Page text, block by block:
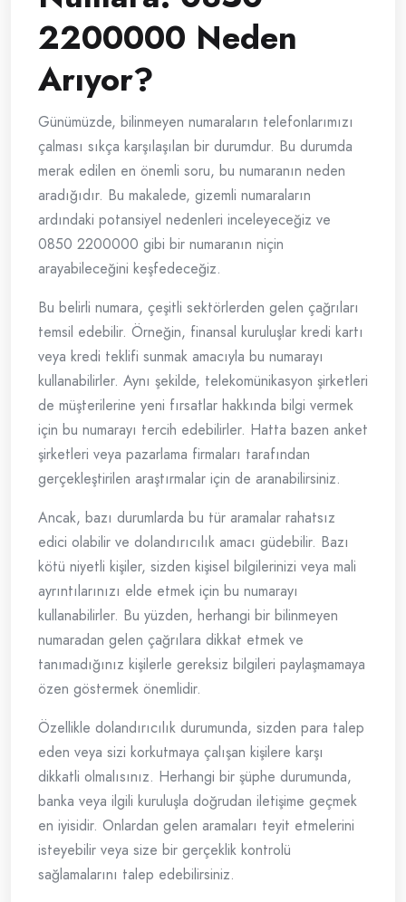
2200000 Neden
Arıyor?
Günümüzde, bilinmeyen numaraların telefonlarımızı
çalması sıkça karşılaşılan bir durumdur. Bu durumda
merak edilen en önemli soru, bu numaranın neden
aradığıdır. Bu makalede, gizemli numaraların
ardındaki potansiyel nedenleri inceleyeceğiz ve
0850 2200000 gibi bir numaranın niçin
arayabileceğini keşfedeceğiz.
Bu belirli numara, çeşitli sektörlerden gelen çağrıları
temsil edebilir. Örneğin, finansal kuruluşlar kredi kartı
veya kredi teklifi sunmak amacıyla bu numarayı
kullanabilirler. Aynı şekilde, telekomünikasyon şirketleri
de müşterilerine yeni fırsatlar hakkında bilgi vermek
için bu numarayı tercih edebilirler. Hatta bazen anket
şirketleri veya pazarlama firmaları tarafından
gerçekleştirilen araştırmalar için de aranabilirsiniz.
Ancak, bazı durumlarda bu tür aramalar rahatsız
edici olabilir ve dolandırıcılık amacı güdebilir. Bazı
kötü niyetli kişiler, sizden kişisel bilgilerinizi veya mali
ayrıntılarınızı elde etmek için bu numarayı
kullanabilirler. Bu yüzden, herhangi bir bilinmeyen
numaradan gelen çağrılara dikkat etmek ve
tanımadığınız kişilerle gereksiz bilgileri paylaşmamaya
özen göstermek önemlidir.
Özellikle dolandırıcılık durumunda, sizden para talep
eden veya sizi korkutmaya çalışan kişilere karşı
dikkatli olmalısınız. Herhangi bir şüphe durumunda,
banka veya ilgili kuruluşla doğrudan iletişime geçmek
en iyisidir. Onlardan gelen aramaları teyit etmelerini
isteyebilir veya size bir gerçeklik kontrolü
sağlamalarını talep edebilirsiniz.